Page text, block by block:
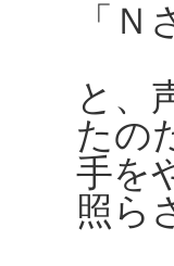
「
と、
たの
手を
照ら